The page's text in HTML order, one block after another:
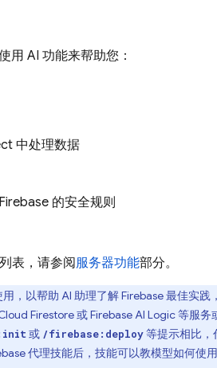
用 AI 功能来帮助您：
中处理数据
的安全规则
表，请参阅服务器功能部分。
，以帮助 AI 助理了解 Firebase 最佳实
Firestore或Firebase AI Logic等服务
或 /firebase:deploy等提示相比，
代理技能后，技能可以教模型如何使